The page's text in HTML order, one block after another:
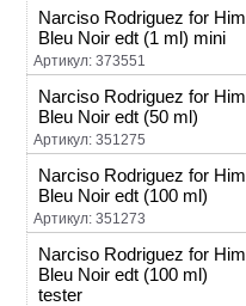
Narciso Rodriguez for Him
Bleu Noir edt (1 ml) mini
Артикул: 373551
Narciso Rodriguez for Him
Bleu Noir edt (50 ml)
Артикул: 351275
Narciso Rodriguez for Him
Bleu Noir edt (100 ml)
Артикул: 351273
Narciso Rodriguez for Him
Bleu Noir edt (100 ml)
tester